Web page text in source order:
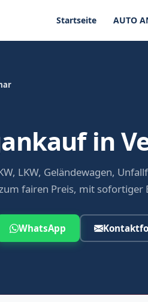
Menü
Startseite AUTO
in
LKW, Geländewagen,
fairen Preis, mit sofortiger
WhatsApp